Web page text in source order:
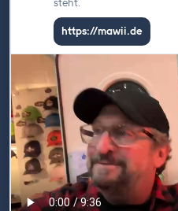
steht.
https://mawii.de